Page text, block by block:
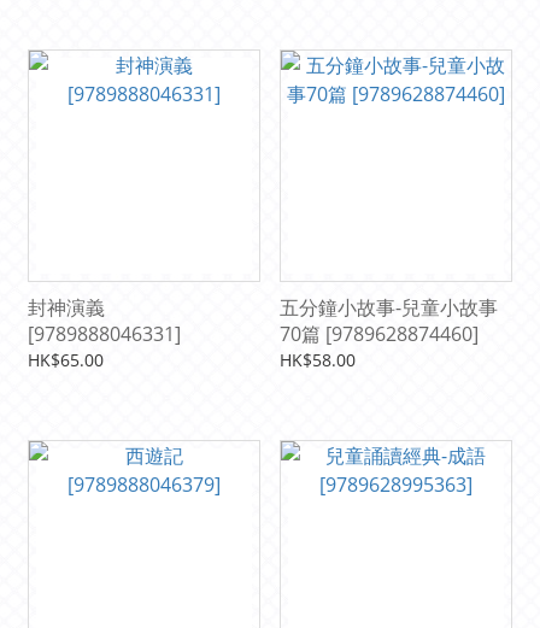
封神演義
[9789888046331]
HK$65.00
五分鐘小故事-兒童小故事
70篇 [9789628874460]
HK$58.00